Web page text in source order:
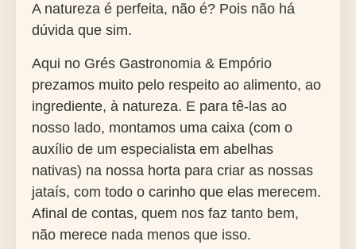
A natureza é perfeita, não é? Pois não há
dúvida que sim.
Aqui no Grés Gastronomia & Empório
prezamos muito pelo respeito ao alimento, ao
ingrediente, à natureza. E para tê-las ao
nosso lado, montamos uma caixa (com o
auxílio de um especialista em abelhas
nativas) na nossa horta para criar as nossas
jataís, com todo o carinho que elas merecem.
Afinal de contas, quem nos faz tanto bem,
não merece nada menos que isso.